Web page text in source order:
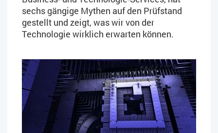
sechs gängige Mythen auf den Prüfstand
gestellt und zeigt, was wir von der
Technologie wirklich erwarten können.